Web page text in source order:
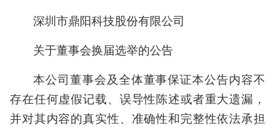
深圳市鼎阳科技股份有限公司
关于董事会换届选举的公告
本公司董事会及全体董事保证本公告内容不
存在任何虚假记载、误导性陈述或者重大遗漏，
并对其内容的真实性、准确性和完整性依法承担